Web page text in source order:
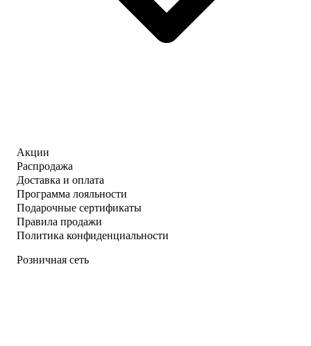
Акции
Распродажа
Доставка и оплата
Программа лояльности
Подарочные сертификаты
Правила продажи
Политика конфиденциальности
Розничная сеть